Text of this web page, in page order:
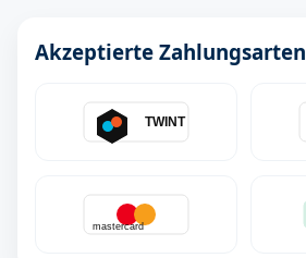
Akzeptierte Zahlungsarten
TWINT
mastercard